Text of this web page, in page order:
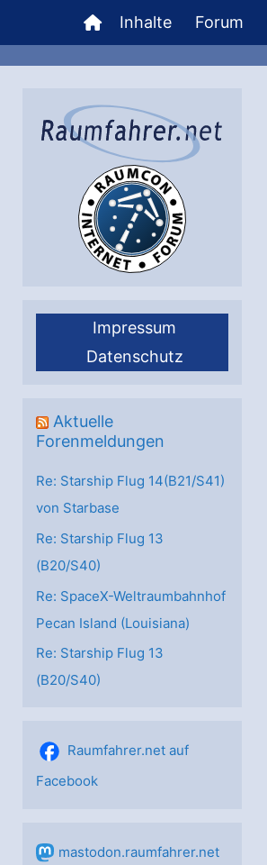
Inhalt
springen
Inhalte Forum
Impressum
Datenschutz
Aktuelle
Forenmeldungen
Re: Starship Flug 14(B21/S41)
von Starbase
Re: Starship Flug 13
(B20/S40)
Re: SpaceX-Weltraumbahnhof
Pecan Island (Louisiana)
Re: Starship Flug 13
(B20/S40)
Raumfahrer.net auf
Facebook
mastodon.raumfahrer.net